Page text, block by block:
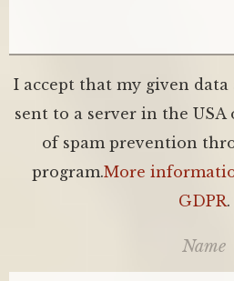
I accept that my given data
sent to a server in the
of spam prevention
program.More
GDPR.
Name